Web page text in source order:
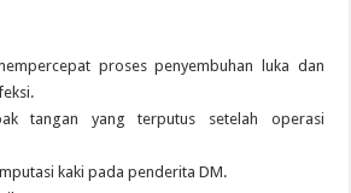
proses penyembuhan luka dan
tangan yang terputus setelah operasi
kaki pada penderita DM.